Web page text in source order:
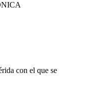
con el que se